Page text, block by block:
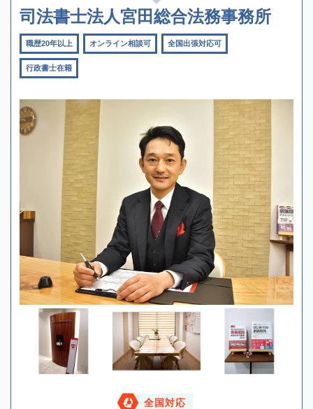
司法書士法人宮田総合法務事務所
職歴20年以上 オンライン相談可 全国出張対応可
行政書士在籍
全国対応